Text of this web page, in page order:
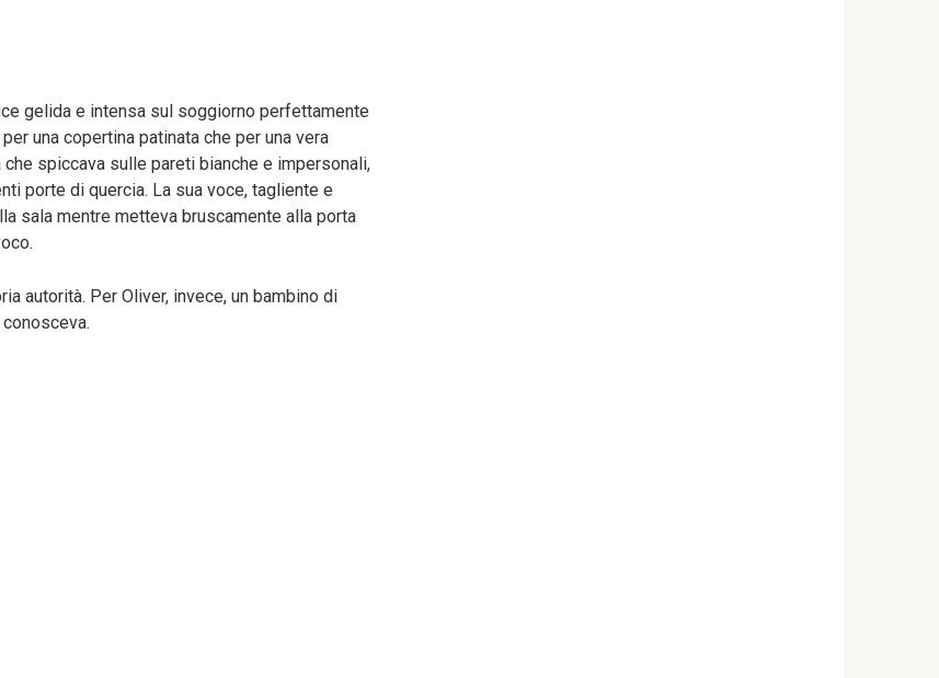
gelida e intensa sul soggiorno perfettamente
una copertina patinata che per una vera
spiccava sulle pareti bianche e impersonali,
porte di quercia. La sua voce, tagliente e
sala mentre metteva bruscamente alla porta
autorità. Per Oliver, invece, un bambino di